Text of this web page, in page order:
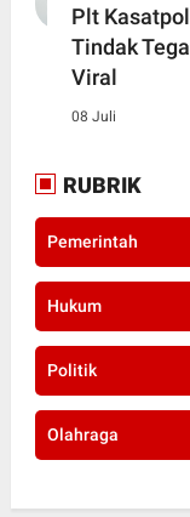
Plt
Tindak
Viral
08 Juli
RUBRIK
Pemerintah
Hukum
Politik
Olahraga